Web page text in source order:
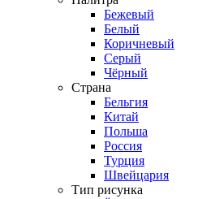
Бежевый
Белый
Коричневый
Серый
Чёрный
Страна
Бельгия
Китай
Польша
Россия
Турция
Швейцария
Тип рисунка